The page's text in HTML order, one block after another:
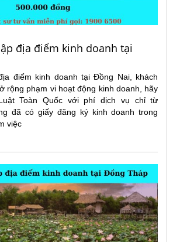
địa điểm kinh doanh tại
điểm kinh doanh tại Đồng Nai, khách
rộng phạm vi hoạt động kinh doanh, hãy
Toàn Quốc với phí dịch vụ chỉ từ
đã có giấy đăng ký kinh doanh trong
việc